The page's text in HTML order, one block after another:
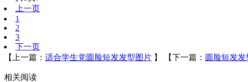
上一页
1
2
3
下一页
【上一篇： 适合学生党圆脸短发发型图片 】 【下一篇： 圆脸短发发
相关阅读